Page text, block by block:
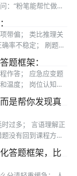
：“粉笔能帮忙做岗
不是只看行测申论
难度和后续备考方
带偏； 类比推理关
率不稳定； 刷题很
国考、省考行测判
直接通过粉笔模考...
题框架：
作答； 应急应变题
温度； 岗位认知题
税务岗面试阶段更
答题、录音复盘和
是帮你发现真
过多； 言语理解正
没有回到课程方法
做三件事： 第一，
因。 第三，下周...
答题框架，比